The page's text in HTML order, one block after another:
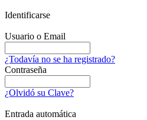
Identificarse
Usuario o Email
¿Todavía no se ha registrado?
Contraseña
¿Olvidó su Clave?
Entrada automática